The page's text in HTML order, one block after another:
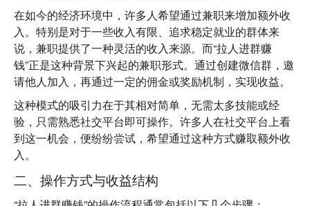
在如今的经济环境中，许多人希望通过兼职来增加额外收
入。特别是对于一些收入有限、追求稳定就业的群体来
说，兼职提供了一种灵活的收入来源。而“拉人进群赚
钱”正是这种背景下兴起的兼职形式。通过创建微信群，邀
请他人加入，再通过一定的佣金或奖励机制，实现收益。
这种模式的吸引力在于其相对简单，无需太多技能或经
验，只需熟悉社交平台即可操作。许多人在社交平台上看
到这一机会，便纷纷尝试，希望通过这种方式赚取额外收
入。
二、操作方式与收益结构